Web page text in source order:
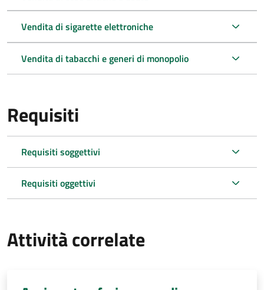
Vendita di sigarette elettroniche
Vendita di tabacchi e generi di monopolio
Requisiti
Requisiti soggettivi
Requisiti oggettivi
Attività correlate